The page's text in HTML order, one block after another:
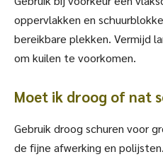
oppervlakken en
bereikbare plekken. Vermijd
om kuilen te voorkomen.
Moet ik droog of nat
Gebruik droog schuren voor
de fijne afwerking en polijsten.